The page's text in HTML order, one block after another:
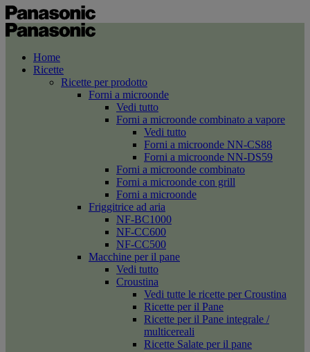
Home
Ricette
Ricette per prodotto
Forni a microonde
Vedi tutto
Forni a microonde combinato a vapore
Vedi tutto
Forni a microonde NN-CS88
Forni a microonde NN-DS59
Forni a microonde combinato
Forni a microonde con grill
Forni a microonde
Friggitrice ad aria
NF-BC1000
NF-CC600
NF-CC500
Macchine per il pane
Vedi tutto
Croustina
Vedi tutte le ricette per Croustina
Ricette per il Pane
Ricette per il Pane integrale /
multicereali
Ricette Salate per il pane